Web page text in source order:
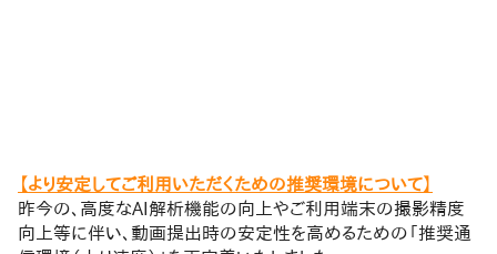
【より安定してご利用いただくための推奨環境について】
昨今の、高度なAI解析機能の向上やご利用端末の撮影精度
向上等に伴い、動画提出時の安定性を高めるための「推奨通